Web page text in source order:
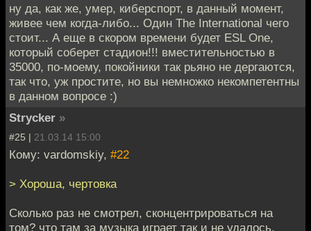
ну да, как же, умер, киберспорт, в данный момент,
живее чем когда-либо... Один The International чего
стоит... А еще в скором времени будет ESL One,
который соберет стадион!!! вместительностью в
35000, по-моему, покойники так рьяно не дергаются,
так что, уж простите, но вы немножко некомпетентны
в данном вопросе :)
Strycker »
#25 | 21.03.14 15:00
Кому: vardomskiy, #22
> Хороша, чертовка
Сколько раз не смотрел, сконцентрироваться на
том? что там за музыка играет так и не удалось.